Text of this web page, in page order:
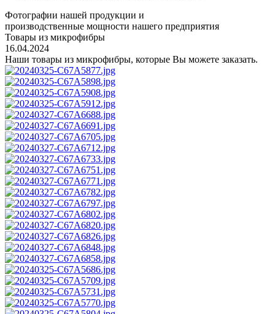
Фотографии нашей продукции и
производственные мощности нашего предприятия
Товары из микрофибры
16.04.2024
Наши товары из микрофибры, которые Вы можете заказать.